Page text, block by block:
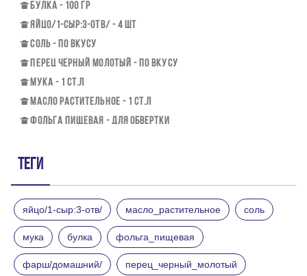
БУЛКА - 100 ГР
ЯЙЦО/1-СЫР:3-ОТВ/ - 4 ШТ
СОЛЬ - ПО ВКУСУ
ПЕРЕЦ ЧЕРНЫЙ МОЛОТЫЙ - ПО ВКУСУ
МУКА - 1 СТ.Л
МАСЛО РАСТИТЕЛЬНОЕ - 1 СТ.Л
ФОЛЬГА ПИЩЕВАЯ - ДЛЯ ОБВЕРТКИ
Теги
яйцо/1-сыр:3-отв/ масло_растительное соль
мука булка фольга_пищевая
фарш/домашний/ перец_черный_молотый